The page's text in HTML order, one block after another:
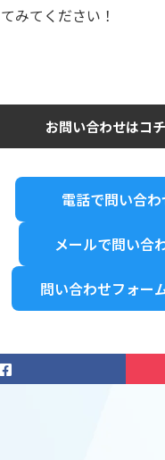
みてください！
お問い合わせはコ
電話で問い合
メールで問い合
問い合わせフォー